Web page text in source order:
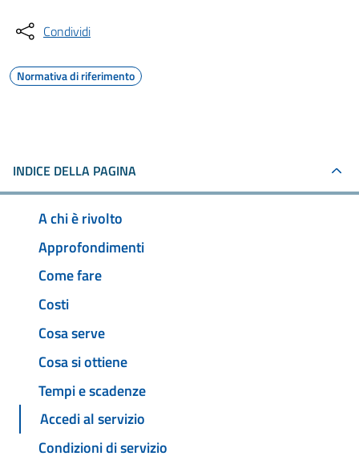
Condividi
Normativa di riferimento
INDICE DELLA PAGINA
A chi è rivolto
Approfondimenti
Come fare
Costi
Cosa serve
Cosa si ottiene
Tempi e scadenze
Accedi al servizio
Condizioni di servizio